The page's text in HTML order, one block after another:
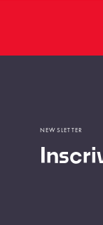
NEWSLETTER